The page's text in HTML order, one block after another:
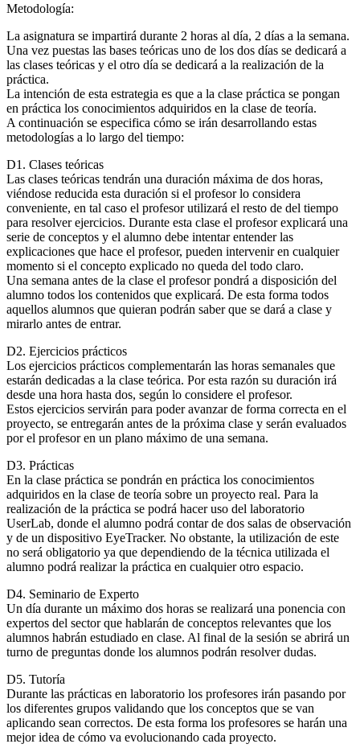
Metodología:
La asignatura se impartirá durante 2 horas al día, 2 días a la semana.
Una vez puestas las bases teóricas uno de los dos días se dedicará a
las clases teóricas y el otro día se dedicará a la realización de la
práctica.
La intención de esta estrategia es que a la clase práctica se pongan
en práctica los conocimientos adquiridos en la clase de teoría.
A continuación se especifica cómo se irán desarrollando estas
metodologías a lo largo del tiempo:
D1. Clases teóricas
Las clases teóricas tendrán una duración máxima de dos horas,
viéndose reducida esta duración si el profesor lo considera
conveniente, en tal caso el profesor utilizará el resto de del tiempo
para resolver ejercicios. Durante esta clase el profesor explicará una
serie de conceptos y el alumno debe intentar entender las
explicaciones que hace el profesor, pueden intervenir en cualquier
momento si el concepto explicado no queda del todo claro.
Una semana antes de la clase el profesor pondrá a disposición del
alumno todos los contenidos que explicará. De esta forma todos
aquellos alumnos que quieran podrán saber que se dará a clase y
mirarlo antes de entrar.
D2. Ejercicios prácticos
Los ejercicios prácticos complementarán las horas semanales que
estarán dedicadas a la clase teórica. Por esta razón su duración irá
desde una hora hasta dos, según lo considere el profesor.
Estos ejercicios servirán para poder avanzar de forma correcta en el
proyecto, se entregarán antes de la próxima clase y serán evaluados
por el profesor en un plano máximo de una semana.
D3. Prácticas
En la clase práctica se pondrán en práctica los conocimientos
adquiridos en la clase de teoría sobre un proyecto real. Para la
realización de la práctica se podrá hacer uso del laboratorio
UserLab, donde el alumno podrá contar de dos salas de observación
y de un dispositivo EyeTracker. No obstante, la utilización de este
no será obligatorio ya que dependiendo de la técnica utilizada el
alumno podrá realizar la práctica en cualquier otro espacio.
D4. Seminario de Experto
Un día durante un máximo dos horas se realizará una ponencia con
expertos del sector que hablarán de conceptos relevantes que los
alumnos habrán estudiado en clase. Al final de la sesión se abrirá un
turno de preguntas donde los alumnos podrán resolver dudas.
D5. Tutoría
Durante las prácticas en laboratorio los profesores irán pasando por
los diferentes grupos validando que los conceptos que se van
aplicando sean correctos. De esta forma los profesores se harán una
mejor idea de cómo va evolucionando cada proyecto.